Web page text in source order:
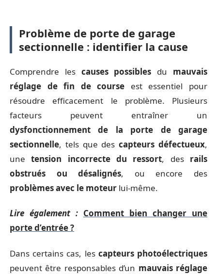
Problème de porte de garage
sectionnelle : identifier la cause
Comprendre les causes possibles du mauvais
réglage de fin de course est essentiel pour
résoudre efficacement le problème. Plusieurs
facteurs peuvent entraîner un
dysfonctionnement de la porte de garage
sectionnelle, tels que descapteurs défectueux,
unetension incorrecte du ressort, des rails
obstrués ou désalignés, ou encore des
problèmes avec le moteur lui-même.
Lire également : Comment bien changer une
porte d’entrée ?
Dans certains cas, les capteurs photoélectriques
peuvent être responsables d’un mauvais réglage